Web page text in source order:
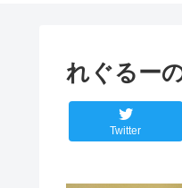
れぐるー
Twitter